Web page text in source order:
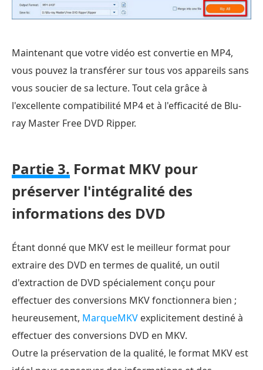
Maintenant que votre vidéo est convertie en MP4,
vous pouvez la transférer sur tous vos appareils sans
vous soucier de sa lecture. Tout cela grâce à
l'excellente compatibilité MP4 et à l'efficacité de Blu-
ray Master Free DVD Ripper.
Partie 3. Format MKV pour
préserver l'intégralité des
informations des DVD
Étant donné que MKV est le meilleur format pour
extraire des DVD en termes de qualité, un outil
d'extraction de DVD spécialement conçu pour
effectuer des conversions MKV fonctionnera bien ;
heureusement, MarqueMKV explicitement destiné à
effectuer des conversions DVD en MKV.
Outre la préservation de la qualité, le format MKV est